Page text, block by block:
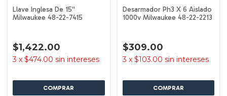
Llave Inglesa De 15''
Milwaukee 48-22-7415
$1,422.00
3 x $474.00 sin intereses
Desarmador Ph3 X 6 Aislado
1000v Milwaukee 48-22-2213
$309.00
3 x $103.00 sin intereses